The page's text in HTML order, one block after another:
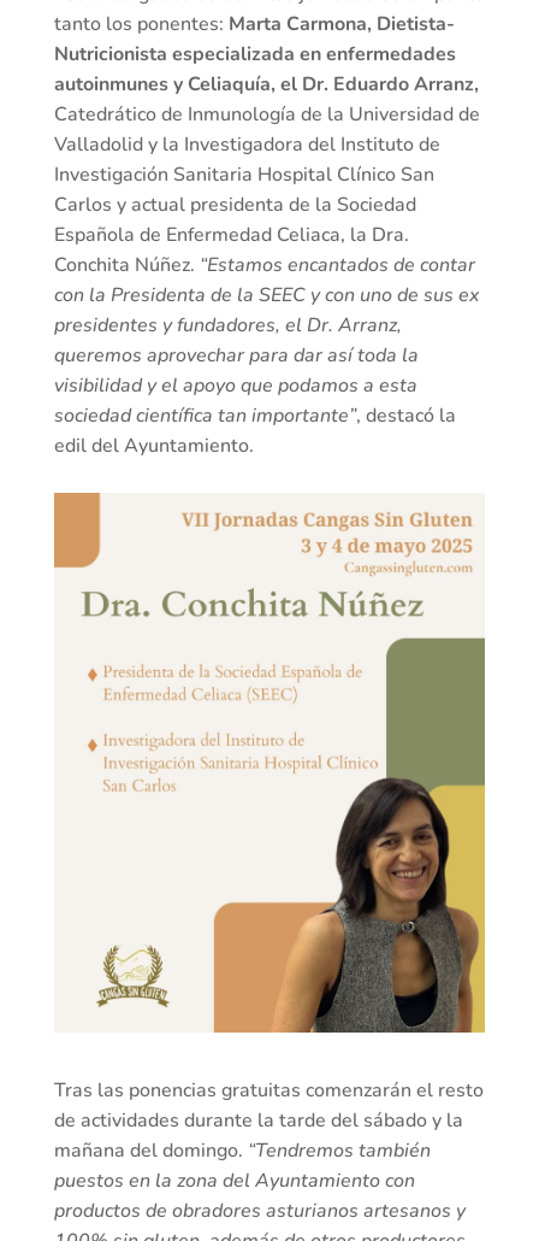
tanto los ponentes: Marta Carmona, Dietista-
Nutricionista especializada en enfermedades
autoinmunes y Celiaquía, el Dr. Eduardo Arranz,
Catedrático de Inmunología de la Universidad de
Valladolid y la Investigadora del Instituto de
Investigación Sanitaria Hospital Clínico San
Carlos y actual presidenta de la Sociedad
Española de Enfermedad Celiaca, la Dra.
Conchita Núñez. “Estamos encantados de contar
con la Presidenta de la SEEC y con uno de sus ex
presidentes y fundadores, el Dr. Arranz,
queremos aprovechar para dar así toda la
visibilidad y el apoyo que podamos a esta
sociedad científica tan importante”, destacó la
edil del Ayuntamiento.
Tras las ponencias gratuitas comenzarán el resto
de actividades durante la tarde del sábado y la
mañana del domingo. “Tendremos también
puestos en la zona del Ayuntamiento con
productos de obradores asturianos artesanos y